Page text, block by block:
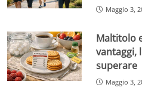
Maggio 3,
Maltitolo
vantaggi,
superare
Maggio 3,